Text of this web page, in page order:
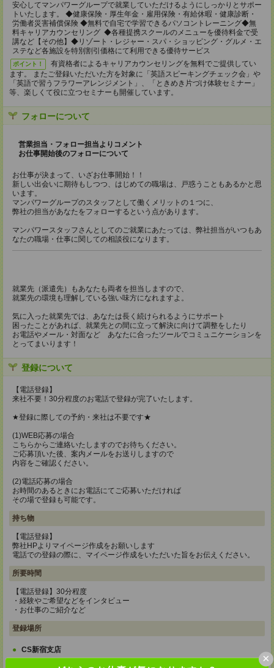
×
安心してマンパワーグループで就業していただけるようにしっかりとサポー
トいたします。 ◆健康保険・厚生年金・雇用保険・有給休暇・健康診断・
労働者災害補償保険 ◆無料で自宅で学習できるパソコントレーニング◆無
料キャリアカウンセリング ◆各種提携スクールのメニューを優待料金で受
講など【その他】◆リゾート・レジャー・スパ・ショッピング・グルメ・エ
ステなど各施設を特別割引価格にて利用できる優待サービス
ポイント！
有資格者によるキャリアカウンセリングを無料でご提供してい
ます。 またご登録いただいた方を対象に「英語スピーキングチェック会」や
「英語で習うフラワーアレンジメント」、「ときめき片づけ体験セミナー」
等、楽しくて役に立つセミナーも開催しています。
フォローについて
営業担当・フォロー担当よりコメント
お仕事開始後のフォローについて
お仕事が決まって、いざお仕事開始！！
新しい出会いに期待もしつつ、はじめての職場は、戸惑うこともあるかと思
います。
マンパワーグループのスタッフとして働くメリットの１つに、
弊社の担当があなたをフォローするという点があります。
マンパワースタッフさんとしてのご就業にあたっては、弊社担当がいつもあ
なたの職場・仕事に関しての相談役になります。
就業先（派遣先）もあなたも両者を担当しますので、
就業先の環境も理解している強い味方になれますよ。
気に入った就業先では、あなたは長く続けられるようにサポート
困ったことがあれば、就業先との間に立って解決に向けて調整をしたり
お電話やメール・対面など あなたに合ったツールでコミュニケーションを
とってまいります！
登録について
【電話登録】
来社不要！30分程度のお電話で登録が完了いたします。
★登録に際しての予約・来社は不要です★
(1)WEB応募の場合
こちらからご連絡いたしますのでお待ちください。
ご応募頂いた後、案内メールをお送りしますので
内容をご確認ください。
(2)電話応募の場合
お時間のあるときにお電話にてご応募いただければ
その場で登録も可能です。
持ち物
【電話登録】
弊社HPよりマイページ作成をお願いします
電話での登録の際に、マイページ作成をいただいた旨をお伝えください。
所要時間
【電話登録】30分程度
・経験やご希望などをインタビュー
・お仕事のご紹介など
登録場所
CS新宿支店